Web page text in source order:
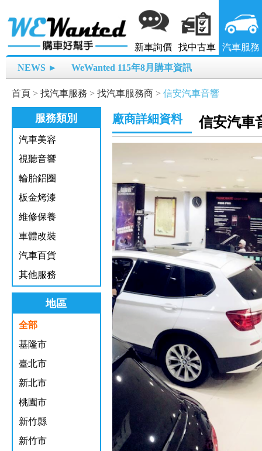
新車詢價 找中古車 汽車服務
NEWS ► WeWanted 115年8月購車資訊
首頁 > 找汽車服務 > 找汽車服務商 > 信安汽車音響
服務類別
汽車美容
視聽音響
輪胎鋁圈
板金烤漆
維修保養
車體改裝
汽車百貨
其他服務
地區
全部
基隆市
臺北市
新北市
桃園市
新竹縣
新竹市
廠商詳細資料 信安汽車